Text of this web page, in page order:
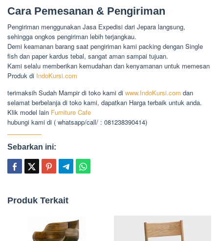
Cara Pemesanan & Pengiriman
Pengiriman menggunakan Jasa Expedisi dari Jepara langsung,
sehingga ongkos pengiriman lebih terjangkau.
Demi keamanan barang saat pengiriman kami packing dengan Single
fish dan paper kardus tebal, sangat aman sampai tujuan.
Kami selalu memberikan kemudahan dan kenyamanan untuk memesan
Produk di IndoKursi.com
terimaksih Sudah Mampir di toko kami di www.IndoKursi.com dan
selamat berbelanja di toko kami, dapatkan Harga terbaik untuk anda.
Klik model lain Furniture Cafe
hubungi kami di ( whatsapp/call/ : 081238390414)
Sebarkan ini:
Produk Terkait